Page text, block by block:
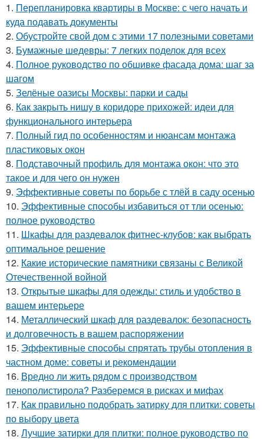
1. Перепланировка квартиры в Москве: с чего начать и
куда подавать документы
2. Обустройте свой дом с этими 17 полезными советами
3. Бумажные шедевры: 7 легких поделок для всех
4. Полное руководство по обшивке фасада дома: шаг за
шагом
5. Зелёные оазисы Москвы: парки и сады
6. Как закрыть нишу в коридоре прихожей: идеи для
функционального интерьера
7. Полный гид по особенностям и нюансам монтажа
пластиковых окон
8. Подставочный профиль для монтажа окон: что это
такое и для чего он нужен
9. Эффективные советы по борьбе с тлёй в саду осенью
10. Эффективные способы избавиться от тли осенью:
полное руководство
11. Шкафы для раздевалок фитнес-клубов: как выбрать
оптимальное решение
12. Какие исторические памятники связаны с Великой
Отечественной войной
13. Открытые шкафы для одежды: стиль и удобство в
вашем интерьере
14. Металлический шкаф для раздевалок: безопасность
и долговечность в вашем распоряжении
15. Эффективные способы спрятать трубы отопления в
частном доме: советы и рекомендации
16. Вредно ли жить рядом с производством
пенополистирола? Разберемся в рисках и мифах
17. Как правильно подобрать затирку для плитки: советы
по выбору цвета
18. Лучшие затирки для плитки: полное руководство по